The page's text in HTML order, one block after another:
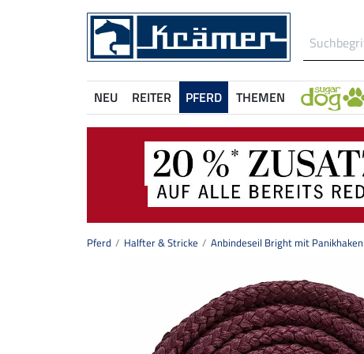
NEU REITER PFERD THEMEN
Pferd Halfter & Stricke Anbindeseil Bright mit Panikhaken